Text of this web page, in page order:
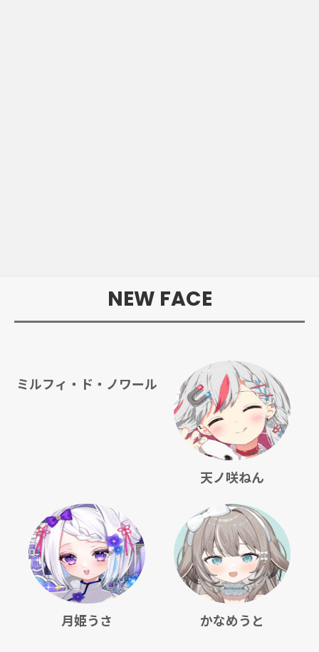
NEW FACE
ミルフィ・ド・ノワール
天ノ咲ねん
月姫うさ かなめうと